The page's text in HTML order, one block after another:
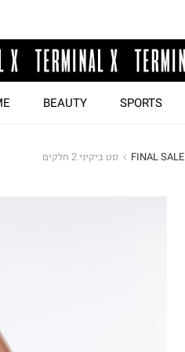
SPORTS
BEAUTY
FINAL SALE סט ביקיני 2 חלקים